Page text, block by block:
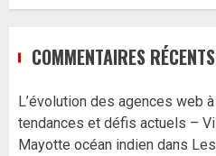
COMMENTAIRES RÉCENTS
L’évolution des agences web
tendances et défis actuels –
Mayotte océan indien dans